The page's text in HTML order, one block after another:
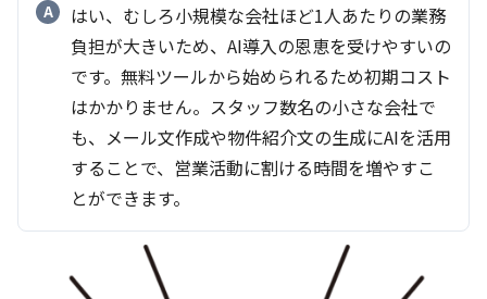
はい、むしろ小規模な会社ほど1人あたりの業務
負担が大きいため、AI導入の恩恵を受けやすいの
です。無料ツールから始められるため初期コスト
はかかりません。スタッフ数名の小さな会社で
も、メール文作成や物件紹介文の生成にAIを活用
することで、営業活動に割ける時間を増やすこ
とができます。